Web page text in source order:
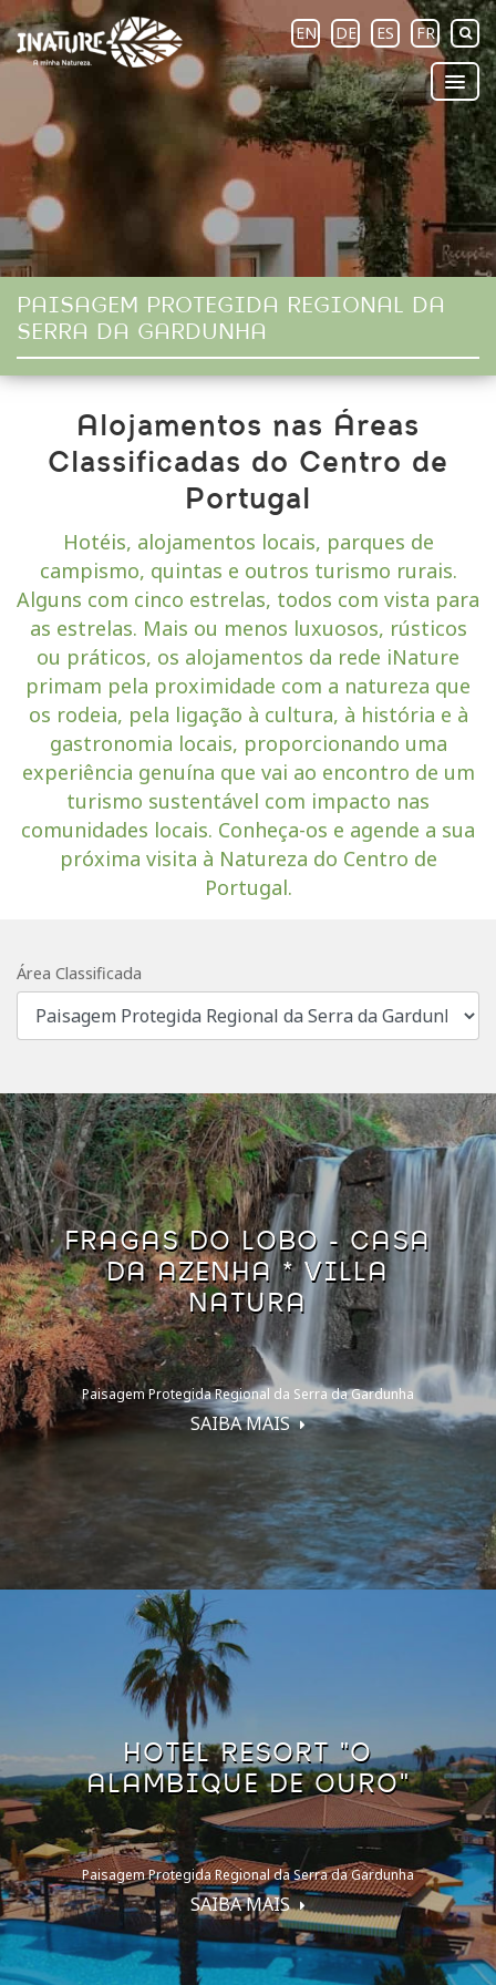
EN DE ES FR
PAISAGEM PROTEGIDA REGIONAL DA
SERRA DA GARDUNHA
Alojamentos nas Áreas
Classificadas do Centro de
Portugal
Hotéis, alojamentos locais, parques de
campismo, quintas e outros turismo rurais.
Alguns com cinco estrelas, todos com vista para
as estrelas. Mais ou menos luxuosos, rústicos
ou práticos, os alojamentos da rede iNature
primam pela proximidade com a natureza que
os rodeia, pela ligação à cultura, à história e à
gastronomia locais, proporcionando uma
experiência genuína que vai ao encontro de um
turismo sustentável com impacto nas
comunidades locais. Conheça-os e agende a sua
próxima visita à Natureza do Centro de
Portugal.
Área Classificada
FRAGAS DO LOBO - CASA
DA AZENHA * VILLA
NATURA
Paisagem Protegida Regional da Serra da Gardunha
SAIBA MAIS
HOTEL RESORT "O
ALAMBIQUE DE OURO"
Paisagem Protegida Regional da Serra da Gardunha
SAIBA MAIS